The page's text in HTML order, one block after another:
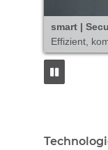
smart |
Effizient,